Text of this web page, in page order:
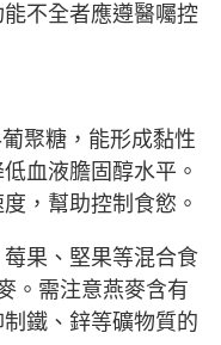
不全者應遵醫囑控
聚糖，能形成黏性
血液膽固醇水平。
，幫助控制食慾。
果、堅果等混合食
。需注意燕麥含有
鐵、鋅等礦物質的